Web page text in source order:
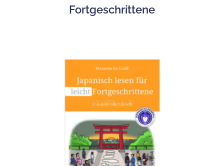
Fortgeschrittene